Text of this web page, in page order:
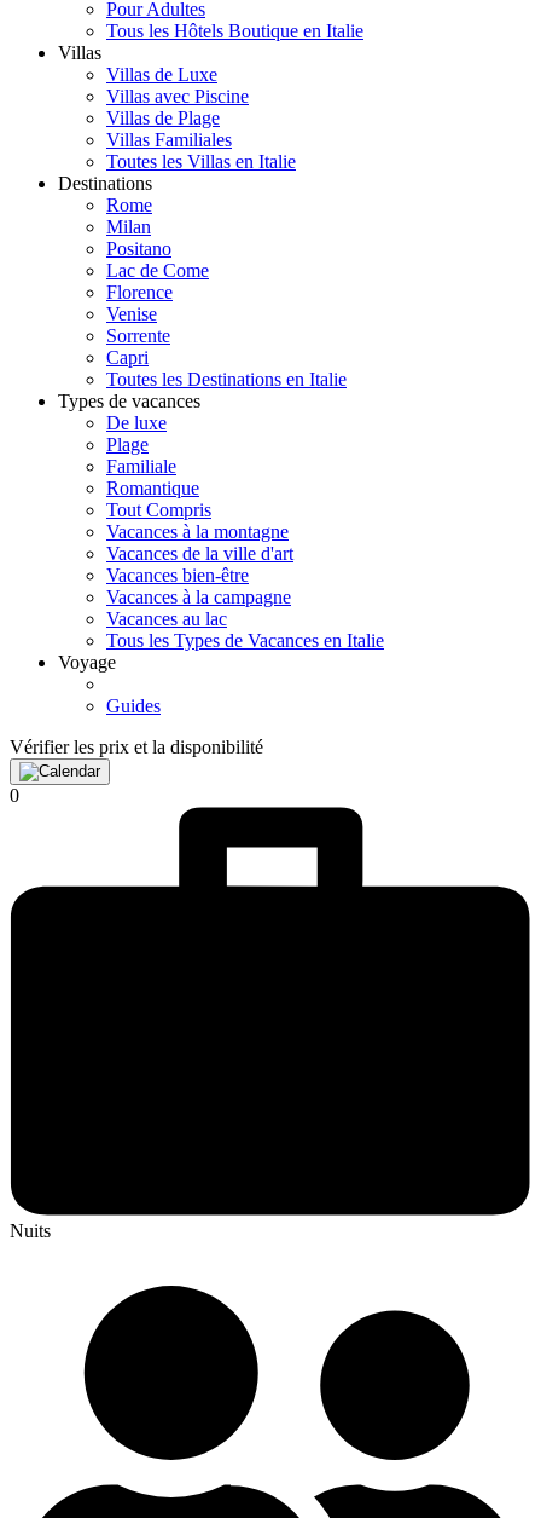
Pour Adultes
Tous les Hôtels Boutique en Italie
Villas
Villas de Luxe
Villas avec Piscine
Villas de Plage
Villas Familiales
Toutes les Villas en Italie
Destinations
Rome
Milan
Positano
Lac de Come
Florence
Venise
Sorrente
Capri
Toutes les Destinations en Italie
Types de vacances
De luxe
Plage
Familiale
Romantique
Tout Compris
Vacances à la montagne
Vacances de la ville d'art
Vacances bien-être
Vacances à la campagne
Vacances au lac
Tous les Types de Vacances en Italie
Voyage
Guides
Vérifier les prix et la disponibilité
0
Nuits